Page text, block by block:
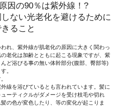
因の90％は紫外線！?
ない光老化を避けるために
きること
れ、紫外線が肌老化の原因に大きく関わっ
老化は加齢とともに起こる現象ですが、紫
ど浴びる事の無い体幹部分(腹部、臀部等)
。
線を浴びているとも言われています。髪に
ーティクルがダメージを受け枝毛や切れ
の色が変色したり、等の変化が起こりま